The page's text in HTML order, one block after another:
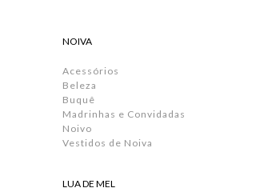
NOIVA
Acessórios
Beleza
Buquê
Madrinhas e Convidadas
Noivo
Vestidos de Noiva
LUA DE MEL